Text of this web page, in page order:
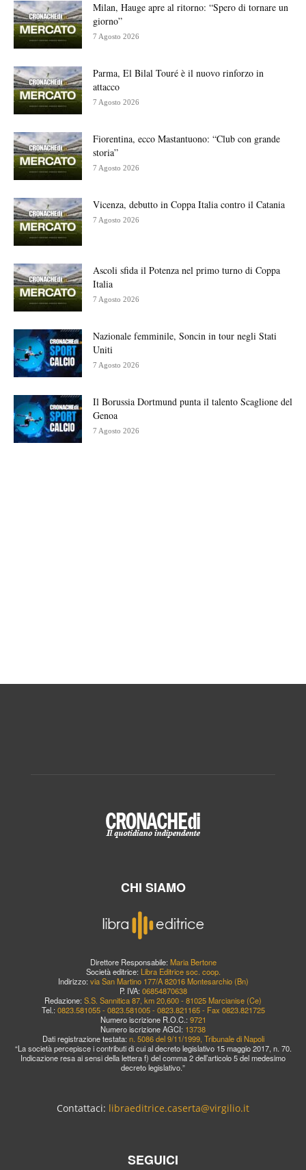
Milan, Hauge apre al ritorno: “Spero di tornare un
giorno”
7 Agosto 2026
Parma, El Bilal Touré è il nuovo rinforzo in
attacco
7 Agosto 2026
Fiorentina, ecco Mastantuono: “Club con grande
storia”
7 Agosto 2026
Vicenza, debutto in Coppa Italia contro il Catania
7 Agosto 2026
Ascoli sfida il Potenza nel primo turno di Coppa
Italia
7 Agosto 2026
Nazionale femminile, Soncin in tour negli Stati
Uniti
7 Agosto 2026
Il Borussia Dortmund punta il talento Scaglione del
Genoa
7 Agosto 2026
CHI SIAMO
Direttore Responsabile: Maria Bertone
Società editrice: Libra Editrice soc. coop.
Indirizzo: via San Martino 177/A 82016 Montesarchio (Bn)
P. IVA: 06854870638
Redazione: S.S. Sannitica 87, km 20,600 - 81025 Marcianise (Ce)
Tel.: 0823.581055 - 0823.581005 - 0823.821165 - Fax 0823.821725
Numero iscrizione R.O.C.: 9721
Numero iscrizione AGCI: 13738
Dati registrazione testata: n. 5086 del 9/11/1999, Tribunale di Napoli
“La società percepisce i contributi di cui al decreto legislativo 15 maggio 2017, n. 70.
Indicazione resa ai sensi della lettera f) del comma 2 dell’articolo 5 del medesimo
decreto legislativo.”
Contattaci: libraeditrice.caserta@virgilio.it
SEGUICI